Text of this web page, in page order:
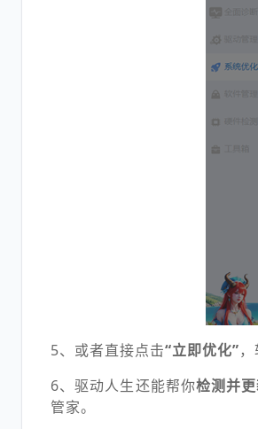
5、或者直接点击“立即优化”
6、驱动人生还能帮你检测并
管家。